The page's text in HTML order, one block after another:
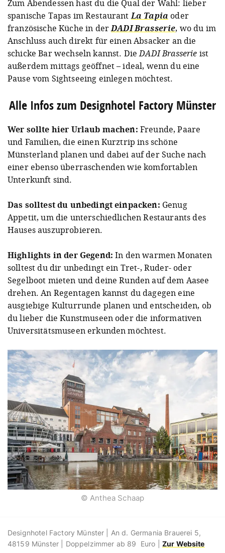
Zum Abendessen hast du die Qual der Wahl: lieber
spanische Tapas im RestaurantLa Tapia oder
französische Küche in derDADI Brasserie, wo du im
Anschluss auch direkt für einen Absacker an die
schicke Bar wechseln kannst. DieDADI Brasserie ist
außerdem mittags geöffnet – ideal, wenn du eine
Pause vom Sightseeing einlegen möchtest.
Alle Infos zum Designhotel Factory Münster
Wer sollte hier Urlaub machen: Freunde, Paare
und Familien, die einen Kurztrip ins schöne
Münsterland planen und dabei auf der Suche nach
einer ebenso überraschenden wie komfortablen
Unterkunft sind.
Das solltest du unbedingt einpacken: Genug
Appetit, um die unterschiedlichen Restaurants des
Hauses auszuprobieren.
Highlights in der Gegend: In den warmen Monaten
solltest du dir unbedingt ein Tret-, Ruder- oder
Segelboot mieten und deine Runden auf dem Aasee
drehen. An Regentagen kannst du dagegen eine
ausgiebige Kulturrunde planen und entscheiden, ob
du lieber die Kunstmuseen oder die informativen
Universitätsmuseen erkunden möchtest.
© Anthea Schaap
Designhotel Factory Münster | An d. Germania Brauerei 5,
48159 Münster | Doppelzimmer ab 89 Euro | Zur Website